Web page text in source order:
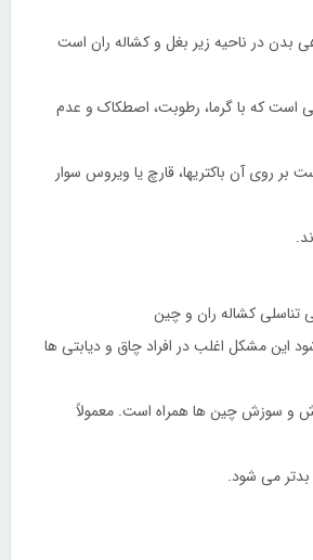
بدن در ناحیه زیر بغل و کشاله ران است
است که با گرما، رطوبت، اصطکاک و عدم
روی آن باکتریها، قارچ یا ویروس سوار
تناسلی کشاله ران و چین
این مشکل اغلب در افراد چاق و دیابتی ها
و سوزش چین ها همراه است. معمولاً
می شود.